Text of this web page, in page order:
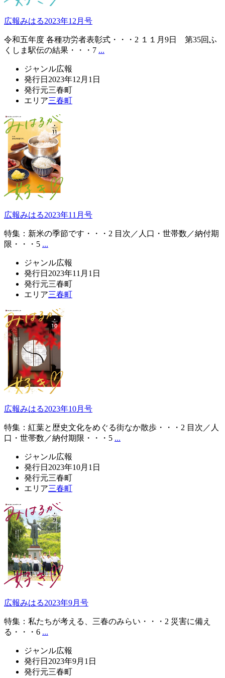
広報みはる2023年12月号
令和五年度 各種功労者表彰式・・・2 １１月9日 第35回ふ
くしま駅伝の結果・・・7 ...
ジャンル広報
発行日 2023年12月1日
発行元三春町
エリア三春町
広報みはる2023年11月号
特集：新米の季節です・・・2 目次／人口・世帯数／納付期
限・・・5 ...
ジャンル広報
発行日 2023年11月1日
発行元三春町
エリア三春町
広報みはる2023年10月号
特集：紅葉と歴史文化をめぐる街なか散歩・・・2 目次／人
口・世帯数／納付期限・・・5 ...
ジャンル広報
発行日 2023年10月1日
発行元三春町
エリア三春町
広報みはる2023年9月号
特集：私たちが考える、三春のみらい・・・2 災害に備え
る・・・6 ...
ジャンル広報
発行日 2023年9月1日
発行元三春町